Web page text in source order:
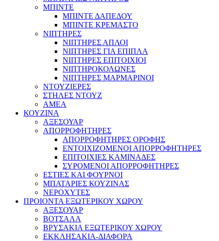
ΜΠΙΝΤΕ
ΜΠΙΝΤΕ ΔΑΠΕΔΟΥ
ΜΠΙΝΤΕ ΚΡΕΜΑΣΤΟ
ΝΙΠΤΗΡΕΣ
ΝΙΠΤΗΡΕΣ ΑΠΛΟΙ
ΝΙΠΤΗΡΕΣ ΓΙΑ ΕΠΙΠΛΑ
ΝΙΠΤΗΡΕΣ ΕΠΙΤΟΙΧΙΟΙ
ΝΙΠΤΗΡΟΚΟΛΩΝΕΣ
ΝΙΠΤΗΡΕΣ ΜΑΡΜΑΡΙΝΟΙ
ΝΤΟΥΖΙΕΡΕΣ
ΣΤΗΛΕΣ ΝΤΟΥΖ
ΑΜΕΑ
ΚΟΥΖΙΝΑ
ΑΞΕΣΟΥΑΡ
ΑΠΟΡΡΟΦΗΤΗΡΕΣ
ΑΠΟΡΡΟΦΗΤΗΡΕΣ ΟΡΟΦΗΣ
ΕΝΤΟΙΧΙΖΟΜΕΝΟΙ ΑΠΟΡΡΟΦΗΤΗΡΕΣ
ΕΠΙΤΟΙΧΙΕΣ ΚΑΜΙΝΑΔΕΣ
ΣΥΡΟΜΕΝΟΙ ΑΠΟΡΡΟΦΗΤΗΡΕΣ
ΕΣΤΙΕΣ ΚΑΙ ΦΟΥΡΝΟΙ
ΜΠΑΤΑΡΙΕΣ ΚΟΥΖΙΝΑΣ
ΝΕΡΟΧΥΤΕΣ
ΠΡΟΙΟΝΤΑ ΕΞΩΤΕΡΙΚΟΥ ΧΩΡΟΥ
ΑΞΕΣΟΥΑΡ
ΒΟΤΣΑΛΑ
ΒΡΥΣΑΚΙΑ ΕΞΩΤΕΡΙΚΟΥ ΧΩΡΟΥ
ΕΚΚΛΗΣΑΚΙΑ-ΔΙΑΦΟΡΑ